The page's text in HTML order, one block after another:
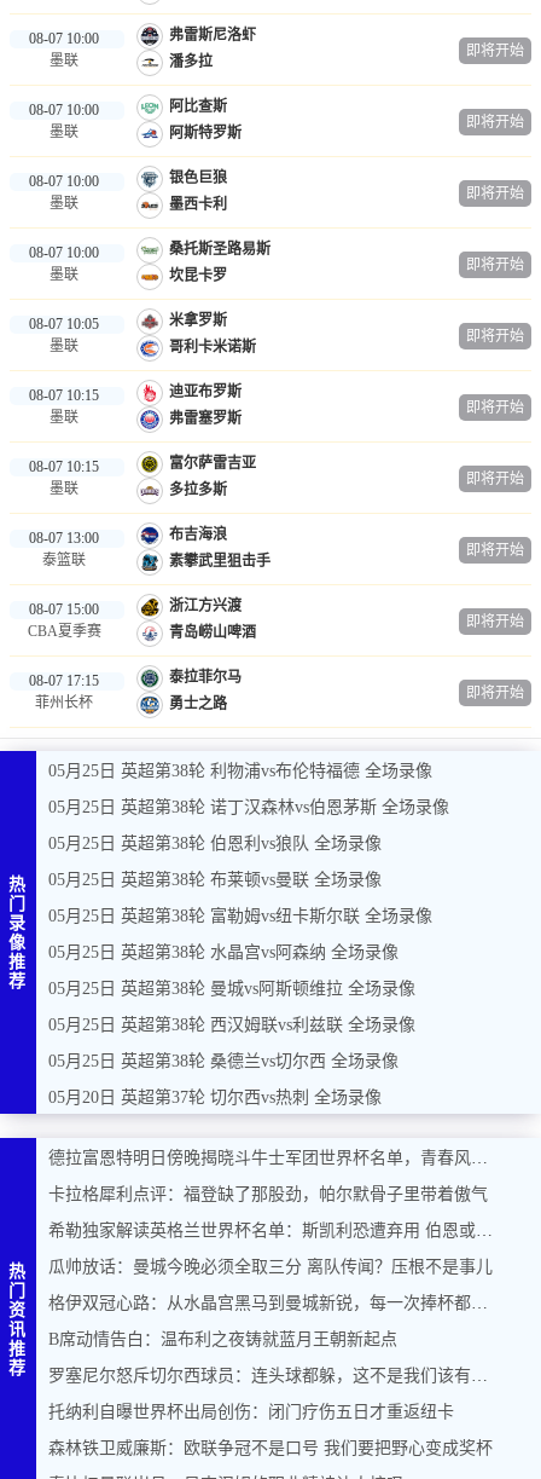
08-07 10:00
墨联
弗雷斯尼洛虾
潘多拉
即将开始
08-07 10:00
墨联
阿比查斯
阿斯特罗斯
即将开始
08-07 10:00
墨联
银色巨狼
墨西卡利
即将开始
08-07 10:00
墨联
桑托斯圣路易斯
坎昆卡罗
即将开始
08-07 10:05
墨联
米拿罗斯
哥利卡米诺斯
即将开始
08-07 10:15
墨联
迪亚布罗斯
弗雷塞罗斯
即将开始
08-07 10:15
墨联
富尔萨雷吉亚
多拉多斯
即将开始
08-07 13:00
泰篮联
布吉海浪
素攀武里狙击手
即将开始
08-07 15:00
CBA夏季赛
浙江方兴渡
青岛崂山啤酒
即将开始
08-07 17:15
菲州长杯
泰拉菲尔马
勇士之路
即将开始
热
门
录
像
推
荐
05月25日 英超第38轮 利物浦vs布伦特福德 全场录像
05月25日 英超第38轮 诺丁汉森林vs伯恩茅斯 全场录像
05月25日 英超第38轮 伯恩利vs狼队 全场录像
05月25日 英超第38轮 布莱顿vs曼联 全场录像
05月25日 英超第38轮 富勒姆vs纽卡斯尔联 全场录像
05月25日 英超第38轮 水晶宫vs阿森纳 全场录像
05月25日 英超第38轮 曼城vs阿斯顿维拉 全场录像
05月25日 英超第38轮 西汉姆联vs利兹联 全场录像
05月25日 英超第38轮 桑德兰vs切尔西 全场录像
05月20日 英超第37轮 切尔西vs热刺 全场录像
热
门
资
讯
推
荐
德拉富恩特明日傍晚揭晓斗牛士军团世界杯名单，青春风暴能否席卷美加墨？
卡拉格犀利点评：福登缺了那股劲，帕尔默骨子里带着傲气
希勒独家解读英格兰世界杯名单：斯凯利恐遭弃用 伯恩或力压马奎尔入围
瓜帅放话：曼城今晚必须全取三分 离队传闻？压根不是事儿
格伊双冠心路：从水晶宫黑马到曼城新锐，每一次捧杯都是奇迹
B席动情告白：温布利之夜铸就蓝月王朝新起点
罗塞尼尔怒斥切尔西球员：连头球都躲，这不是我们该有的样子
托纳利自曝世界杯出局创伤：闭门疗伤五日才重返纽卡
森林铁卫威廉斯：欧联争冠不是口号 我们要把野心变成奖杯